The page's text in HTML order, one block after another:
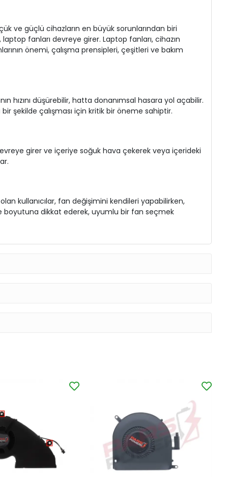
ve güçlü cihazların en büyük sorunlarından biri
fanları devreye girer. Laptop fanları, cihazın
önemi, çalışma prensipleri, çeşitleri ve bakım
hızını düşürebilir, hatta donanımsal hasara yol açabilir.
bir şekilde çalışması için kritik bir öneme sahiptir.
girer ve içeriye soğuk hava çekerek veya içerideki
kullanıcılar, fan değişimini kendileri yapabilirken,
boyutuna dikkat ederek, uyumlu bir fan seçmek